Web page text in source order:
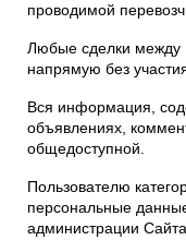
проводимой
Любые сделки между
напрямую без
Вся информация,
объявлениях,
общедоступной.
Пользователю
персональные
администрации